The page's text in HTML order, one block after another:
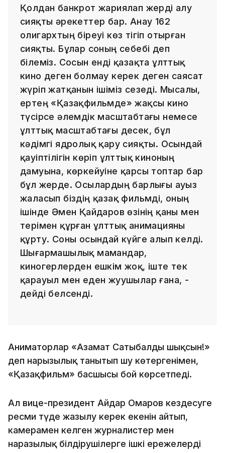
Қолдан банкрот жариялап жерді алу
сияқты әрекеттер бар. Анау 162
олигархтың біреуі көз тігіп отырған
сияқты. Бұлар соның себебі деп
білеміз. Сосын енді қазақта ұлттық
кино деген болмау керек деген саясат
жүріп жатқанын ішіміз сезеді. Мысалы,
ертең «Қазақфильмде» жақсы кино
түсірсе әлемдік масштабтағы немесе
ұлттық масштабтағы десек, бұл
кәдімгі ядролық қару сияқты. Осындай
қауіптілігін көріп ұлттық киноның
дамуына, көркейуіне қарсы топтар бар
бұл жерде. Осылардың барлығы ауыз
жаласып біздің қазақ фильмді, оның
ішінде Әмен Қайдаров өзінің қаны мен
терімен құрған ұлттық анимацияны
құрту. Соны осындай күйге алып келді.
Шығармашылық мамандар,
киногерлерден ешкім жоқ, іште тек
қарауыл мен еден жуушылар ғана, -
дейді белсенді.
Аниматорлар «Азамат Сатыбалды шықсын!»
деп нарызылық танытып шу көтергенімен,
«Қазақфильм» басшысы бой көрсетпеді.
Ал вице-президент Айдар Омаров кездесуге
ресми түде жазылу керек екенін айтып,
камерамен келген журналистер мен
наразылық білдірушілерге ішкі ережелерді